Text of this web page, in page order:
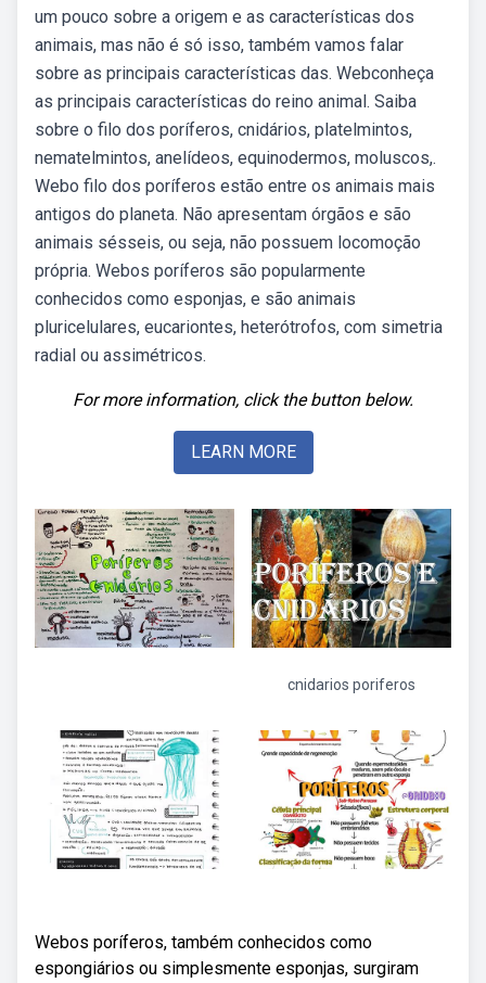
um pouco sobre a origem e as características dos
animais, mas não é só isso, também vamos falar
sobre as principais características das. Webconheça
as principais características do reino animal. Saiba
sobre o filo dos poríferos, cnidários, platelmintos,
nematelmintos, anelídeos, equinodermos, moluscos,.
Webo filo dos poríferos estão entre os animais mais
antigos do planeta. Não apresentam órgãos e são
animais sésseis, ou seja, não possuem locomoção
própria. Webos poríferos são popularmente
conhecidos como esponjas, e são animais
pluricelulares, eucariontes, heterótrofos, com simetria
radial ou assimétricos.
For more information, click the button below.
LEARN MORE
cnidarios poriferos
Webos poríferos, também conhecidos como
espongiários ou simplesmente esponjas, surgiram